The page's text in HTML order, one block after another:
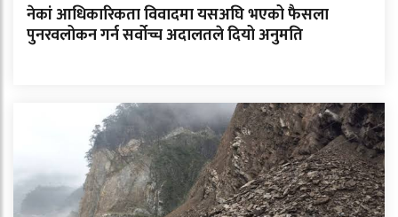
नेकां आधिकारिकता विवादमा यसअघि भएको फैसला
पुनरवलोकन गर्न सर्वोच्च अदालतले दियो अनुमति